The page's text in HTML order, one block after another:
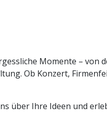
Momente – von
Ob Konzert,
über Ihre Ideen und